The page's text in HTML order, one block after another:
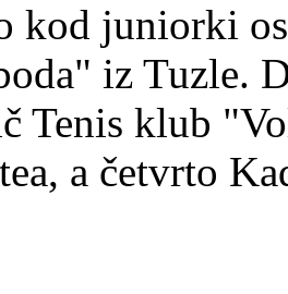
kod juniorki
iz Tuzle.
Tenis klub
a četvrto